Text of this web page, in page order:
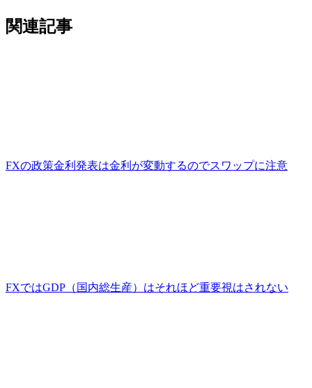
関連記事
FXの政策金利発表は金利が変動するのでスワップに注意
FXではGDP（国内総生産）はそれほど重要視はされない